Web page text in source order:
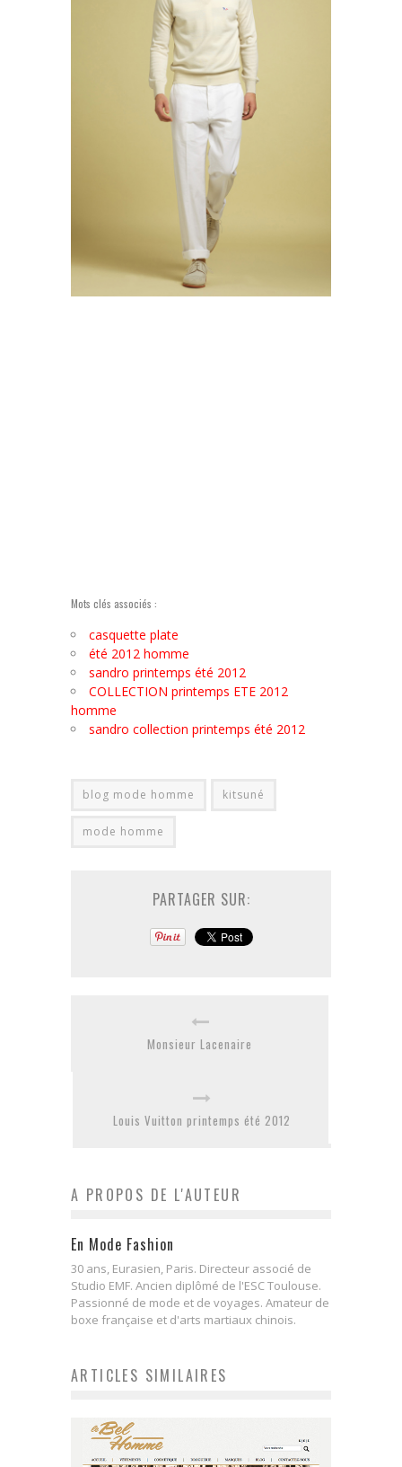
Mots clés associés :
casquette plate
été 2012 homme
sandro printemps été 2012
COLLECTION printemps ETE 2012
homme
sandro collection printemps été 2012
blog mode homme kitsuné
mode homme
PARTAGER SUR:
Monsieur Lacenaire
Louis Vuitton printemps été 2012
A PROPOS DE L'AUTEUR
En Mode Fashion
30 ans, Eurasien, Paris. Directeur associé de
Studio EMF. Ancien diplômé de l'ESC Toulouse.
Passionné de mode et de voyages. Amateur de
boxe française et d'arts martiaux chinois.
ARTICLES SIMILAIRES